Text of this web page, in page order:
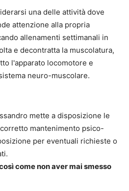
una delle attività dove
attenzione alla propria
allenamenti settimanali in
e decontratta la muscolatura,
l'apparato locomotore e
neuro-muscolare.
mette a disposizione le
mantenimento psico-
per eventuali richieste o
come non aver mai smesso